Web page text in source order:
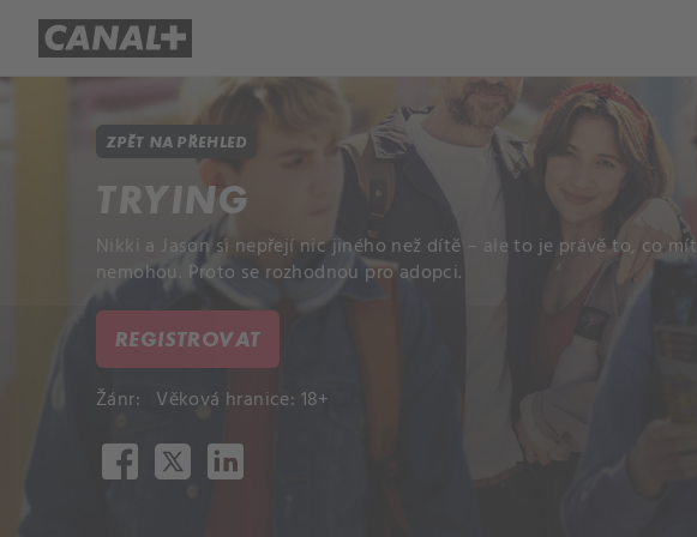
ZPĚT NA PŘEHLED
TRYING
Nikki a Jason si nepřejí nic jiného než dítě – ale to je právě to, co mít
nemohou. Proto se rozhodnou pro adopci.
REGISTROVAT
Žánr: Věková hranice: 18+